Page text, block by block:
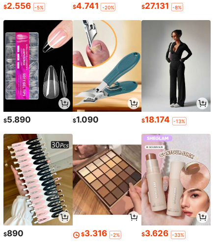
$2.556 -5% $4.741 -20% $27.131 -8%
$5.890 $1.090 $18.174 -13%
$890 $3.316 -2% $3.626 -33%